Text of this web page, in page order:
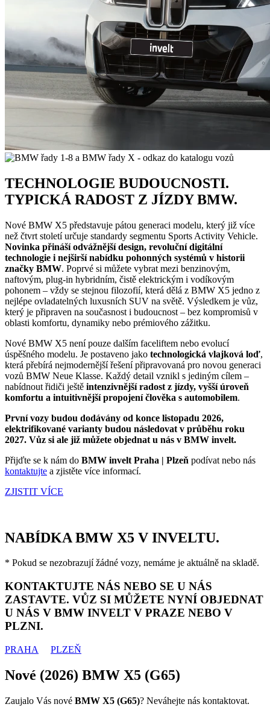
TECHNOLOGIE BUDOUCNOSTI.
TYPICKÁ RADOST Z JÍZDY BMW.
Nové BMW X5 představuje pátou generaci modelu, který již více
než čtvrt století určuje standardy segmentu Sports Activity Vehicle.
Novinka přináší odvážnější design, revoluční digitální
technologie i nejširší nabídku pohonných systémů v historii
značky BMW. Poprvé si můžete vybrat mezi benzinovým,
naftovým, plug-in hybridním, čistě elektrickým i vodíkovým
pohonem – vždy se stejnou filozofií, která dělá z BMW X5 jedno z
nejlépe ovladatelných luxusních SUV na světě. Výsledkem je vůz,
který je připraven na současnost i budoucnost – bez kompromisů v
oblasti komfortu, dynamiky nebo prémiového zážitku.
Nové BMW X5 není pouze dalším faceliftem nebo evolucí
úspěšného modelu. Je postaveno jako technologická vlajková loď,
která přebírá nejmodernější řešení připravovaná pro novou generaci
vozů BMW Neue Klasse. Každý detail vznikl s jediným cílem –
nabídnout řidiči ještě intenzivnější radost z jízdy, vyšší úroveň
komfortu a intuitivnější propojení člověka s automobilem.
První vozy budou dodávány od konce listopadu 2026,
elektrifikované varianty budou následovat v průběhu roku
2027. Vůz si ale již můžete objednat u nás v BMW invelt.
Přijďte se k nám do BMW invelt Praha | Plzeň podívat nebo nás
kontaktujte a zjistěte více informací.
ZJISTIT VÍCE
NABÍDKA BMW X5 V INVELTU.
* Pokud se nezobrazují žádné vozy, nemáme je aktuálně na skladě.
KONTAKTUJTE NÁS NEBO SE U NÁS
ZASTAVTE. VŮZ SI MŮŽETE NYNÍ OBJEDNAT
U NÁS V BMW INVELT V PRAZE NEBO V
PLZNI.
PRAHA PLZEŇ
Nové (2026) BMW X5 (G65)
Zaujalo Vás nové BMW X5 (G65)? Neváhejte nás kontaktovat.